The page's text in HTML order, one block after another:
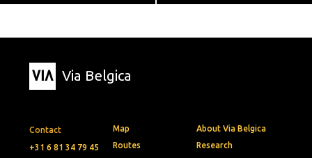
Via Belgica
Contact
+31 6 81 34 79 45
Map
Routes
About Via Belgica
Research